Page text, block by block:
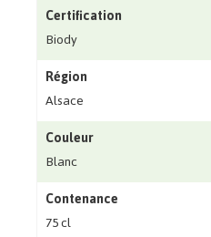
Certification
Biody
Région
Alsace
Couleur
Blanc
Contenance
75 cl